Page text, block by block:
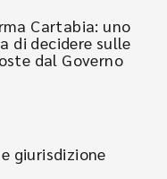
Cartabia: uno
di decidere sulle
dal Governo
giurisdizione